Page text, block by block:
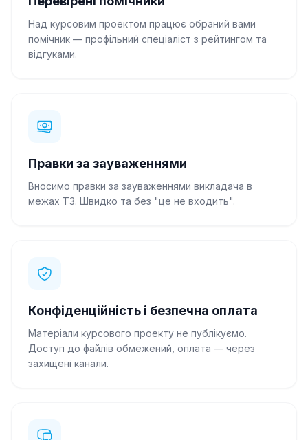
Над курсовим проектом працює обраний вами
помічник — профільний спеціаліст з рейтингом та
відгуками.
Правки за зауваженнями
Вносимо правки за зауваженнями викладача в
межах ТЗ. Швидко та без "це не входить".
Конфіденційність і безпечна оплата
Матеріали курсового проекту не публікуємо.
Доступ до файлів обмежений, оплата — через
захищені канали.